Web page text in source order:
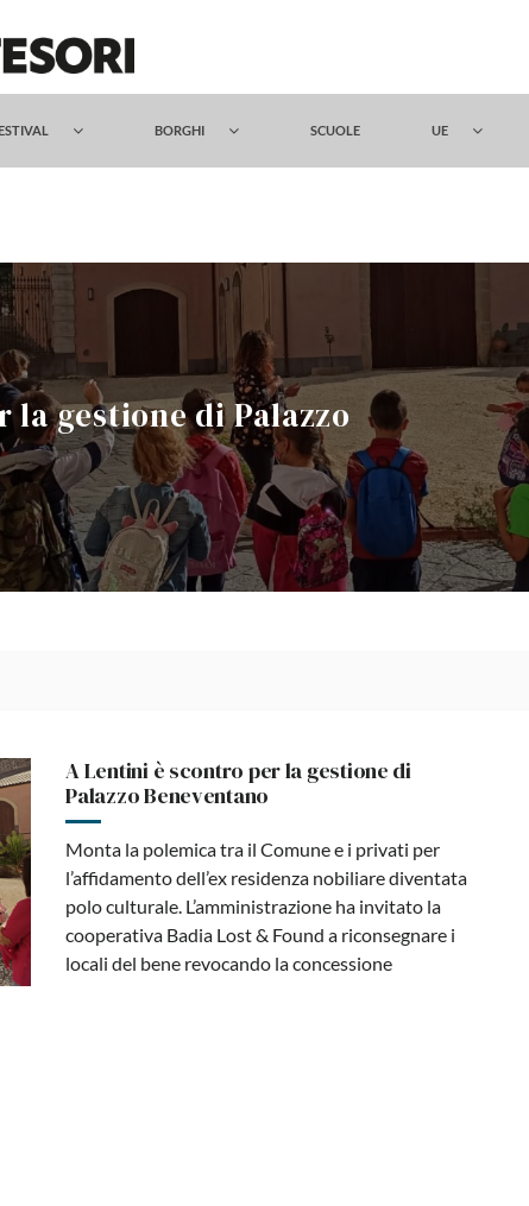
BORGHI SCUOLE UE
gestione di Palazzo
A Lentini è scontro per la gestione di
Palazzo Beneventano
Monta la polemica tra il Comune e i privati per
l’affidamento dell’ex residenza nobiliare diventata
polo culturale. L’amministrazione ha invitato la
cooperativa Badia Lost & Found a riconsegnare i
locali del bene revocando la concessione